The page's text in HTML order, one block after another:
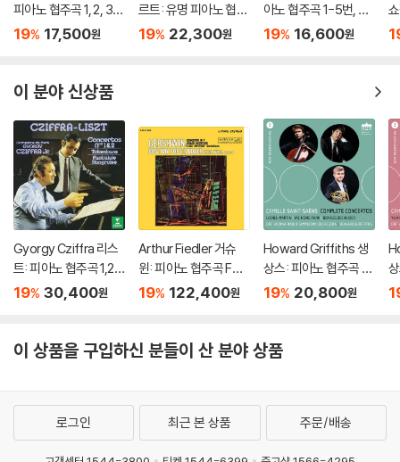
피아노 협주곡 1, 2, 3,
4, 5번 `황제` - 글렌 굴
19% 17,500원
르트: 유명 피아노 협주
곡집 (Mozart: The G
19% 22,300원
아노 협주곡 1-5번, 7
번 (Plays Bach: Pian
19% 16,600원
2
이 분야 신상품
Gyorgy Cziffra 리스
트: 피아노 협주곡 1,2번
(Liszt: Piano Concer
19% 30,400원
Arthur Fiedler 거슈
윈: 피아노 협주곡 F장
조 (Gershwin: Conc
[2LP]
19% 122,400원
Howard Griffiths 생
상스: 피아노 협주곡 2
번 외 (Saint-Saens:
19% 20,800원
이 상품을 구입하신 분들이 산 분야 상품
로그인 최근 본 상품 주문/배송